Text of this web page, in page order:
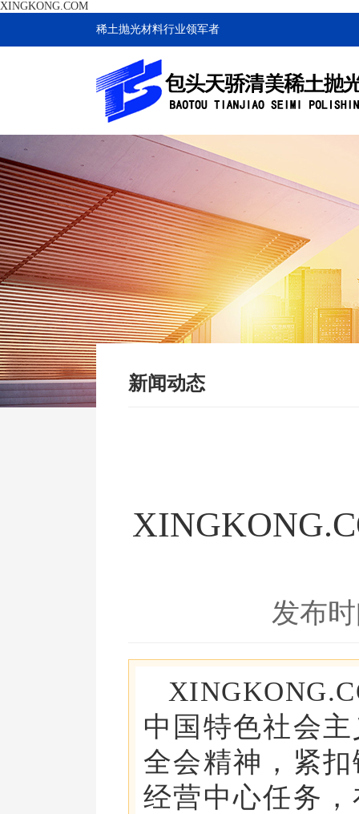
XINGKONG.COM
稀土抛光材料行业领军者
新闻动态
发布
中国特色社会
全会精神，紧
经营中心任务